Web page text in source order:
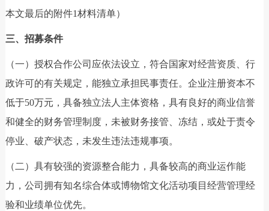
本文最后的附件1材料清单）
三、招募条件
（一）授权合作公司应依法设立，符合国家对经营资质、行
政许可的有关规定，能独立承担民事责任。企业注册资本不
低于50万元，具备独立法人主体资格，具有良好的商业信誉
和健全的财务管理制度，未被财务接管、冻结，或处于责令
停业、破产状态，未发生违法违规事项。
（二）具有较强的资源整合能力，具备较高的商业运作能
力，公司拥有知名综合体或博物馆文化活动项目经营管理经
验和业绩单位优先。